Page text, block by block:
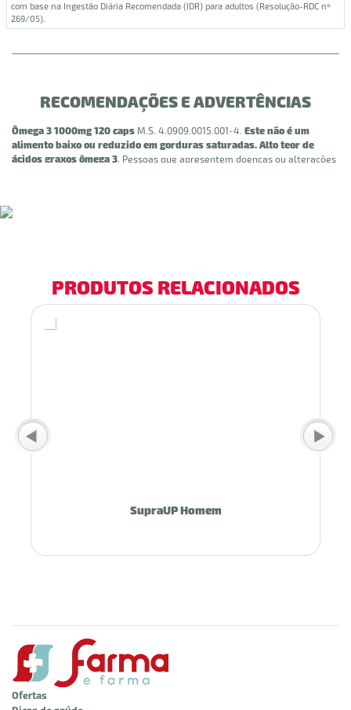
com base na Ingestão Diária Recomendada (IDR) para adultos (Resolução-RDC nº
269/05).
RECOMENDAÇÕES E ADVERTÊNCIAS
Ômega 3 1000mg 120 caps M.S. 4.0909.0015.001-4. Este não é um
alimento baixo ou reduzido em gorduras saturadas. Alto teor de
ácidos graxos ômega 3. Pessoas que apresentem doenças ou alterações
SOJA.
PRODUTOS RELACIONADOS
SupraUP Homem
Ofertas